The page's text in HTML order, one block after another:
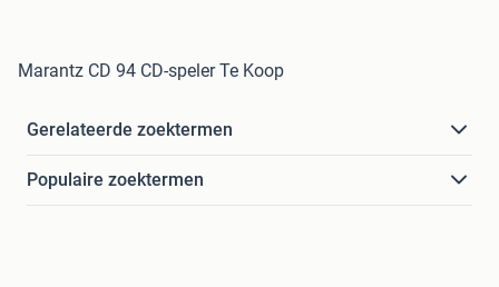
Marantz CD 94 CD-speler Te Koop
Gerelateerde zoektermen
Populaire zoektermen